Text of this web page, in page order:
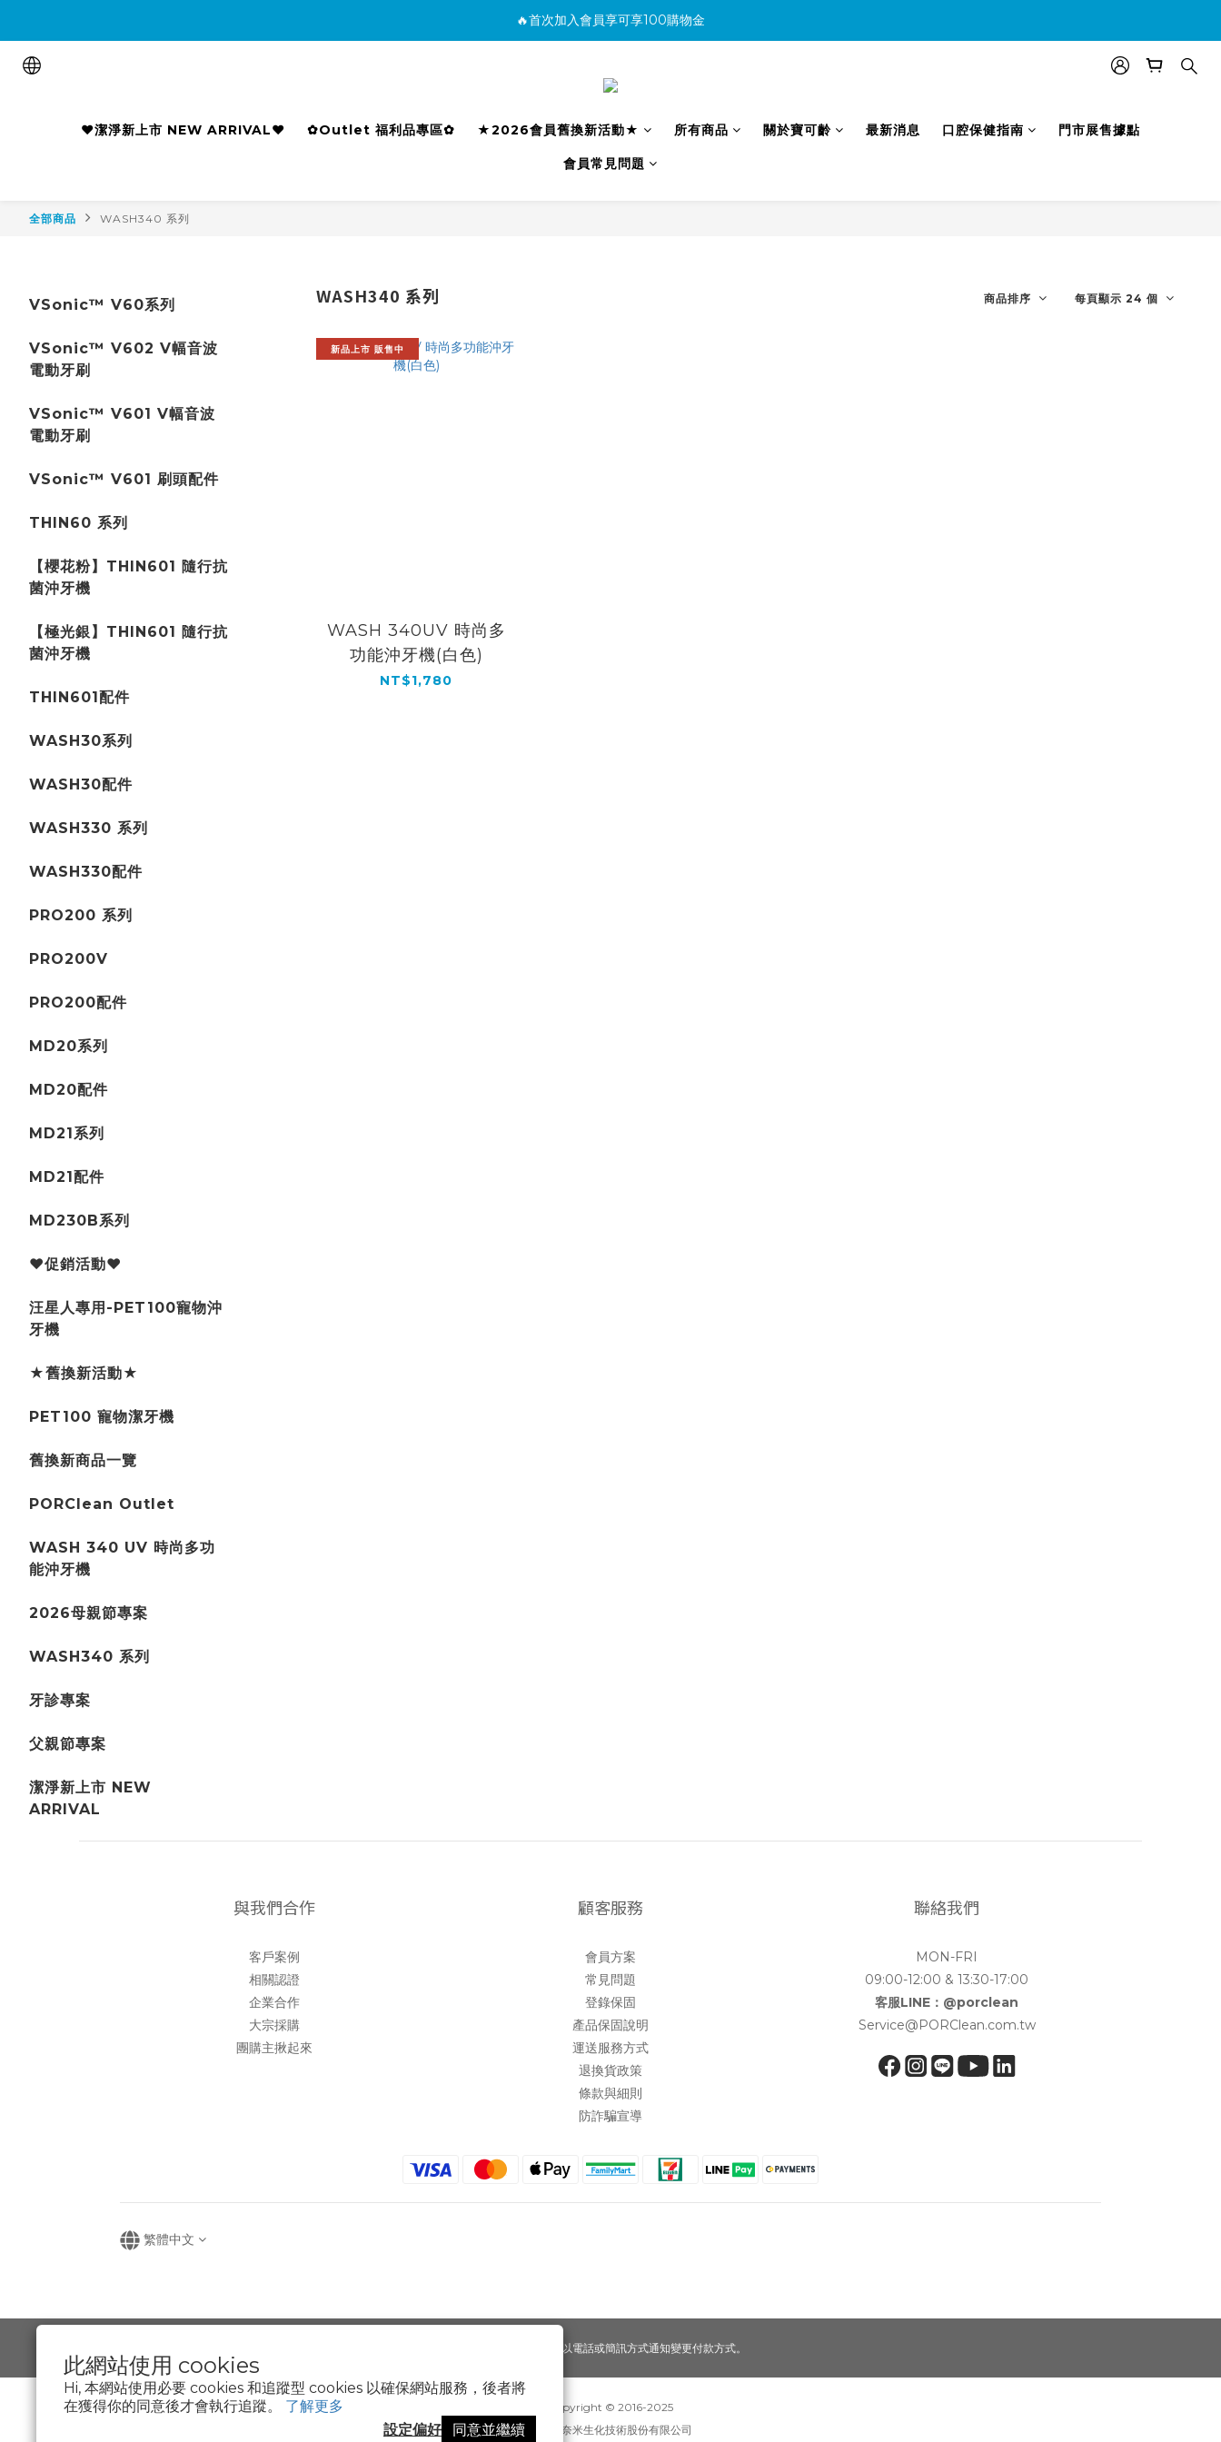
此網站使用 cookies
Hi, 本網站使用必要 cookies 和追蹤型 cookies 以確保網站服務，後者將
在獲得你的同意後才會執行追蹤。 了解更多
設定偏好
同意並繼續
消費滿500免運
🔥首次加入會員享可享100購物金
❤潔淨新上市 NEW ARRIVAL❤
✿Outlet 福利品專區✿ ★2026會員舊換新活動★ 所有商品 關於寶可齡 最新消息 口腔保健指南 門市展售據點
會員常見問題
全部商品 WASH340 系列
VSonic™ V60系列
VSonic™ V602 V幅音波
電動牙刷
VSonic™ V601 V幅音波
電動牙刷
VSonic™ V601 刷頭配件
THIN60 系列
【櫻花粉】THIN601 隨行抗
菌沖牙機
【極光銀】THIN601 隨行抗
菌沖牙機
THIN601配件
WASH30系列
WASH30配件
WASH330 系列
WASH330配件
PRO200 系列
PRO200V
PRO200配件
MD20系列
MD20配件
MD21系列
MD21配件
MD230B系列
♥促銷活動♥
汪星人專用-PET100寵物沖
牙機
★舊換新活動★
PET100 寵物潔牙機
舊換新商品一覽
PORClean Outlet
WASH 340 UV 時尚多功
能沖牙機
2026母親節專案
WASH340 系列
牙診專案
父親節專案
潔淨新上市 NEW
ARRIVAL
WASH340 系列 商品排序 每頁顯示 24 個
新品上市 販售中
WASH 340UV 時尚多
功能沖牙機(白色)
NT$1,780
與我們合作
客戶案例
相關認證
企業合作
大宗採購
團購主揪起來
顧客服務
會員方案
常見問題
登錄保固
產品保固說明
運送服務方式
退換貨政策
條款與細則
防詐騙宣導
聯絡我們
MON-FRI
09:00-12:00 & 13:30-17:00
客服LINE：@porclean
Service@PORClean.com.tw
繁體中文
提醒您，我們不會以電話或簡訊方式通知變更付款方式。
Copyright © 2016-2025
寶可齡奈米生化技術股份有限公司